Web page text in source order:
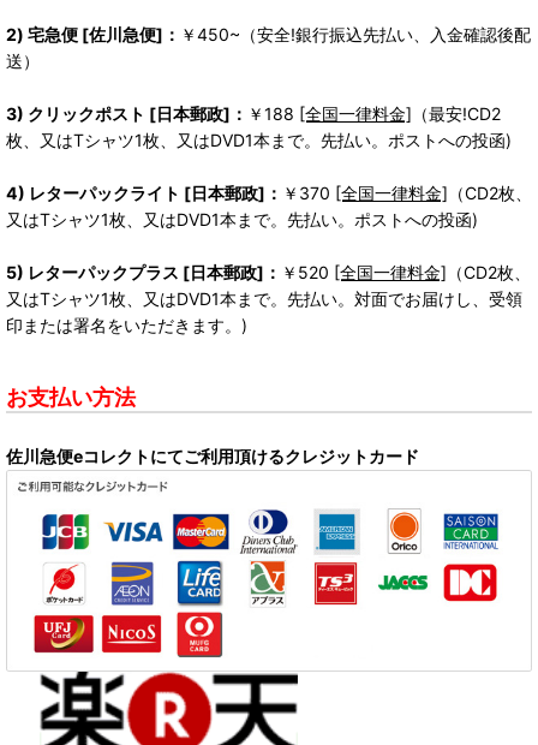
2) 宅急便 [佐川急便]： ￥450~（安全!銀行振込先払い、入金確認後配
送）
3) クリックポスト [日本郵政]： ￥188 [全国一律料金] （最安!CD2
枚、又はTシャツ1枚、又はDVD1本まで。先払い。ポストへの投函)
4) レターパックライト [日本郵政]： ￥370 [全国一律料金] （CD2枚、
又はTシャツ1枚、又はDVD1本まで。先払い。ポストへの投函)
5) レターパックプラス [日本郵政]： ￥520 [全国一律料金] （CD2枚、
又はTシャツ1枚、又はDVD1本まで。先払い。対面でお届けし、受領
印または署名をいただきます。)
お支払い方法
佐川急便eコレクトにてご利用頂けるクレジットカード